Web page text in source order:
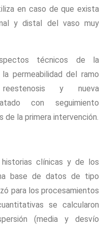
en caso de que exista
y distal del vaso muy
técnicos de la
permeabilidad del ramo
y nueva
con seguimiento
de la primera intervención.
clínicas y de los
base de datos de tipo
para los procesamientos
se calcularon
(media y desvío